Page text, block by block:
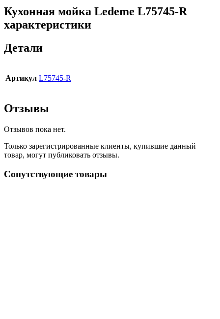
Кухонная мойка Ledeme L75745-R
характеристики
Детали
Артикул L75745-R
Отзывы
Отзывов пока нет.
Только зарегистрированные клиенты, купившие данный
товар, могут публиковать отзывы.
Сопутствующие товары